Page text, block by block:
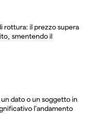
rottura: il prezzo supera
smentendo il
dato o un soggetto in
l'andamento